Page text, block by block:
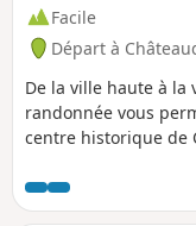
Facile
Départ à
De la ville haute à la
randonnée vous
centre historique de
bords de Loir offrant
son site.